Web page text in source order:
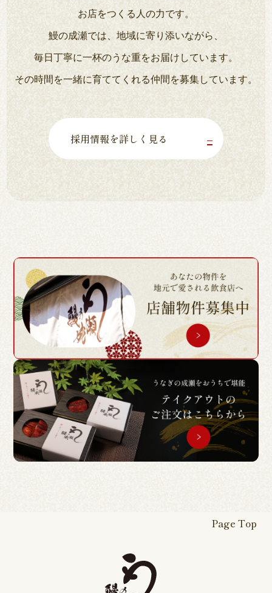
お店をつくる人の力です。
鰻の成瀬では、地域に寄り添いながら、
毎日丁寧に一杯のうな重をお届けしています。
その時間を一緒に育ててくれる仲間を募集しています。
採用情報を詳しく見る
Page Top